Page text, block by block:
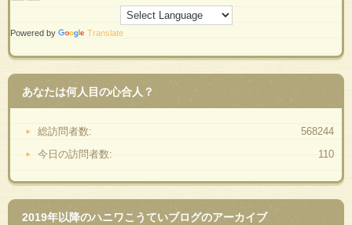
Powered by Translate
あなたは何人目の心合人？
568244
総訪問者数:
110
今日の訪問者数:
2019年以降のハニワこうていブログのアーカイブ